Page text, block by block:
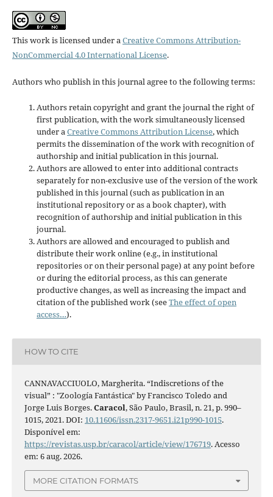
This work is licensed under a Creative Commons Attribution-
NonCommercial 4.0 International License.
Authors who publish in this journal agree to the following terms:
Authors retain copyright and grant the journal the right of
first publication, with the work simultaneously licensed
under a Creative Commons Attribution License, which
permits the dissemination of the work with recognition of
authorship and initial publication in this journal.
Authors are allowed to enter into additional contracts
separately for non-exclusive use of the version of the work
published in this journal (such as publication in an
institutional repository or as a book chapter), with
recognition of authorship and initial publication in this
journal.
Authors are allowed and encouraged to publish and
distribute their work online (e.g., in institutional
repositories or on their personal page) at any point before
or during the editorial process, as this can generate
productive changes, as well as increasing the impact and
citation of the published work (seeThe effect of open
access…).
HOW TO CITE
CANNAVACCIUOLO, Margherita. “Indiscretions of the
visual” : "Zoología Fantástica" by Francisco Toledo and
Jorge Luis Borges.Caracol, São Paulo, Brasil, n. 21, p. 990–
1015, 2021. DOI: 10.11606/issn.2317-9651.i21p990-1015.
Disponível em:
https://revistas.usp.br/caracol/article/view/176719. Acesso
em: 6 aug. 2026.
MORE CITATION FORMATS